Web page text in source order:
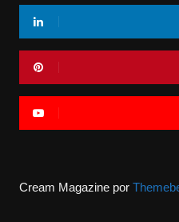
Cream Magazine por